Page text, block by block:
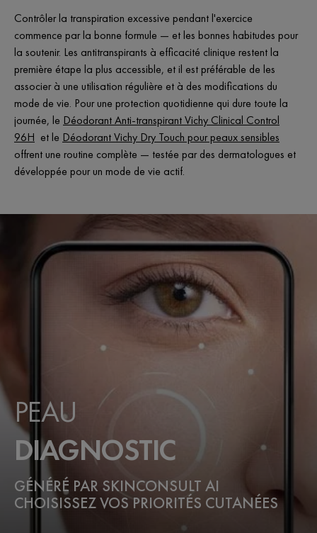
Contrôler la transpiration excessive pendant l'exercice
commence par la bonne formule — et les bonnes habitudes pour
la soutenir. Les antitranspirants à efficacité clinique restent la
première étape la plus accessible, et il est préférable de les
associer à une utilisation régulière et à des modifications du
mode de vie. Pour une protection quotidienne qui dure toute la
journée, le Déodorant Anti-transpirant Vichy Clinical Control
96H et le Déodorant Vichy Dry Touch pour peaux sensibles
offrent une routine complète — testée par des dermatologues et
développée pour un mode de vie actif.
PEAU
DIAGNOSTIC
GÉNÉRÉ PAR SKINCONSULT AI
CHOISISSEZ VOS PRIORITÉS CUTANÉES